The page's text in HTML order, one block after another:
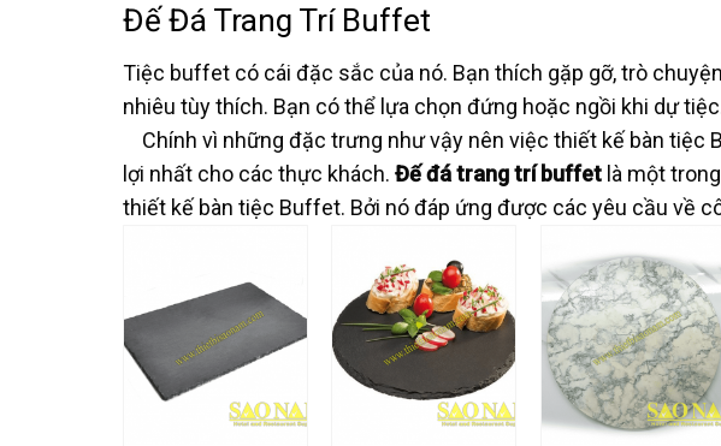
Đế Đá Trang Trí Buffet
Tiệc buffet có cái đặc sắc của nó. Bạn thích gặp gỡ, trò
nhiêu tùy thích. Bạn có thể lựa chọn đứng hoặc ngồi khi dự
Chính vì những đặc trưng như vậy nên việc thiết kế bàn tiệc
lợi nhất cho các thực khách. Đế đá trang trí buffet là một
thiết kế bàn tiệc Buffet. Bởi nó đáp ứng được các yêu cầu về